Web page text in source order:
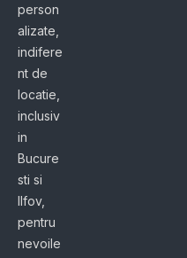
person
alizate,
indifere
nt de
locatie,
inclusiv
in
Bucure
sti si
Ilfov,
pentru
nevoile